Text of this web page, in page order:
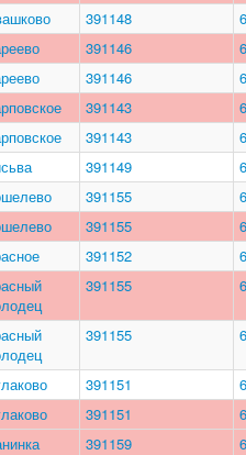
391148
391146
391146
391143
391143
391149
391155
391155
391152
391155
391155
391151
391151
391159